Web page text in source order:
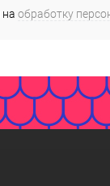
на обработку